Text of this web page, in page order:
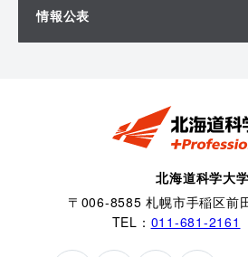
情報公表
北海道科学大学
〒006-8585 札幌市手稲区前
TEL： 011-681-2161